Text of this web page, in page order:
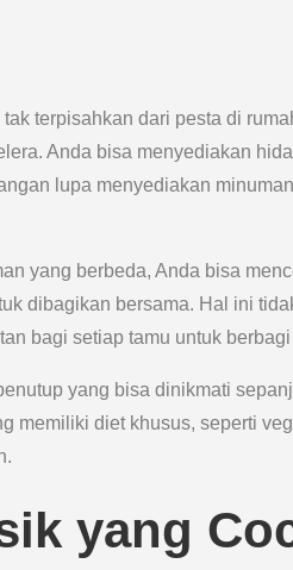
terpisahkan dari pesta di
Anda bisa menyediakan
lupa menyediakan
yang berbeda, Anda bisa
dibagikan bersama. Hal ini
bagi setiap tamu untuk
yang bisa dinikmati
memiliki diet khusus, seperti
yang